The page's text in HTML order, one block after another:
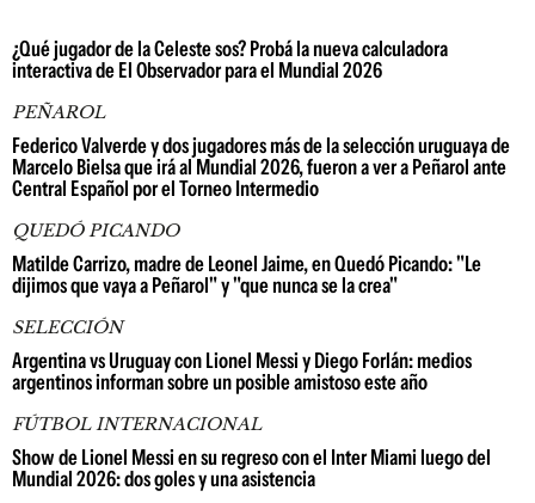
¿Qué jugador de la Celeste sos? Probá la nueva calculadora
interactiva de El Observador para el Mundial 2026
PEÑAROL
Federico Valverde y dos jugadores más de la selección uruguaya de
Marcelo Bielsa que irá al Mundial 2026, fueron a ver a Peñarol ante
Central Español por el Torneo Intermedio
QUEDÓ PICANDO
Matilde Carrizo, madre de Leonel Jaime, en Quedó Picando: "Le
dijimos que vaya a Peñarol" y "que nunca se la crea"
SELECCIÓN
Argentina vs Uruguay con Lionel Messi y Diego Forlán: medios
argentinos informan sobre un posible amistoso este año
FÚTBOL INTERNACIONAL
Show de Lionel Messi en su regreso con el Inter Miami luego del
Mundial 2026: dos goles y una asistencia